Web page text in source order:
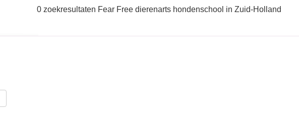
0 zoekresultaten Fear Free dierenarts hondenschool in Zuid-Holland